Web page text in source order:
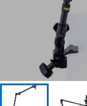
アンプ
DJ機器